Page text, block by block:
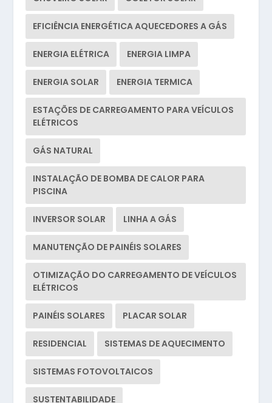
EFICIÊNCIA ENERGÉTICA AQUECEDORES A GÁS
ENERGIA ELÉTRICA ENERGIA LIMPA
ENERGIA SOLAR ENERGIA TERMICA
ESTAÇÕES DE CARREGAMENTO PARA VEÍCULOS
ELÉTRICOS
GÁS NATURAL
INSTALAÇÃO DE BOMBA DE CALOR PARA
PISCINA
INVERSOR SOLAR LINHA A GÁS
MANUTENÇÃO DE PAINÉIS SOLARES
OTIMIZAÇÃO DO CARREGAMENTO DE VEÍCULOS
ELÉTRICOS
PAINÉIS SOLARES PLACAR SOLAR
RESIDENCIAL SISTEMAS DE AQUECIMENTO
SISTEMAS FOTOVOLTAICOS
SUSTENTABILIDADE